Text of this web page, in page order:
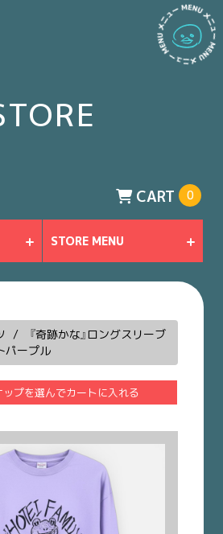
CART 0
STORE MENU
『奇跡かな』ロングスリーブ
ープル
ップを選んでカートに入れる